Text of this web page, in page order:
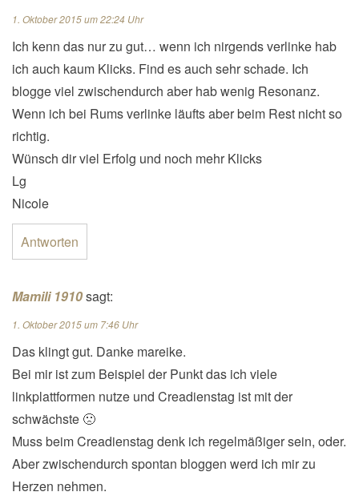
1. Oktober 2015 um 22:24 Uhr
Ich kenn das nur zu gut… wenn ich nirgends verlinke hab
ich auch kaum Klicks. Find es auch sehr schade. Ich
blogge viel zwischendurch aber hab wenig Resonanz.
Wenn ich bei Rums verlinke läufts aber beim Rest nicht so
richtig.
Wünsch dir viel Erfolg und noch mehr Klicks
Lg
Nicole
Antworten
Mamili 1910sagt:
1. Oktober 2015 um 7:46 Uhr
Das klingt gut. Danke mareike.
Bei mir ist zum Beispiel der Punkt das ich viele
linkplattformen nutze und Creadienstag ist mit der
schwächste 🙁
Muss beim Creadienstag denk ich regelmäßiger sein, oder.
Aber zwischendurch spontan bloggen werd ich mir zu
Herzen nehmen.